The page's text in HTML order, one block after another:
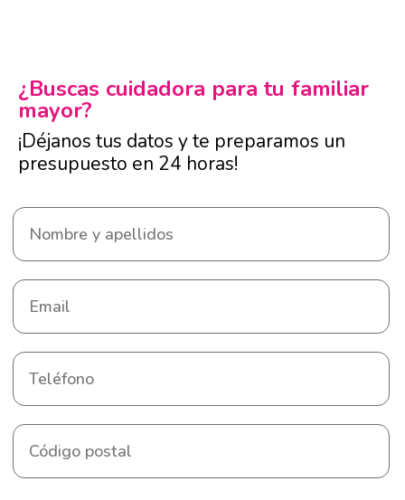
¿Buscas cuidadora para tu familiar
mayor?
¡Déjanos tus datos y te preparamos un
presupuesto en 24 horas!